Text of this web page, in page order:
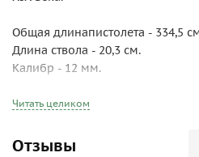
Общая длинапистолета - 334,5
Длина ствола - 20,3 см.
Калибр - 12 мм.
Читать целиком
Отзывы